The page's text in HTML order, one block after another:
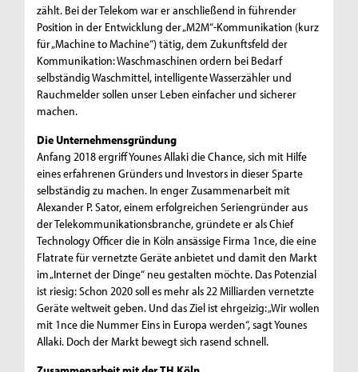
zählt. Bei der Telekom war er anschließend in führender
Position in der Entwicklung der „M2M“-Kommunikation (kurz
für „Machine to Machine“) tätig, dem Zukunftsfeld der
Kommunikation: Waschmaschinen ordern bei Bedarf
selbständig Waschmittel, intelligente Wasserzähler und
Rauchmelder sollen unser Leben einfacher und sicherer
machen.
Die Unternehmensgründung
Anfang 2018 ergriff Younes Allaki die Chance, sich mit Hilfe
eines erfahrenen Gründers und Investors in dieser Sparte
selbständig zu machen. In enger Zusammenarbeit mit
Alexander P. Sator, einem erfolgreichen Seriengründer aus
der Telekommunikationsbranche, gründete er als Chief
Technology Officer die in Köln ansässige Firma 1nce, die eine
Flatrate für vernetzte Geräte anbietet und damit den Markt
im „Internet der Dinge“ neu gestalten möchte. Das Potenzial
ist riesig: Schon 2020 soll es mehr als 22 Milliarden vernetzte
Geräte weltweit geben. Und das Ziel ist ehrgeizig: „Wir wollen
mit 1nce die Nummer Eins in Europa werden“, sagt Younes
Allaki. Doch der Markt bewegt sich rasend schnell.